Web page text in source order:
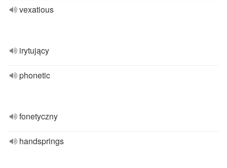
vexatious
irytujący
phonetic
fonetyczny
handsprings